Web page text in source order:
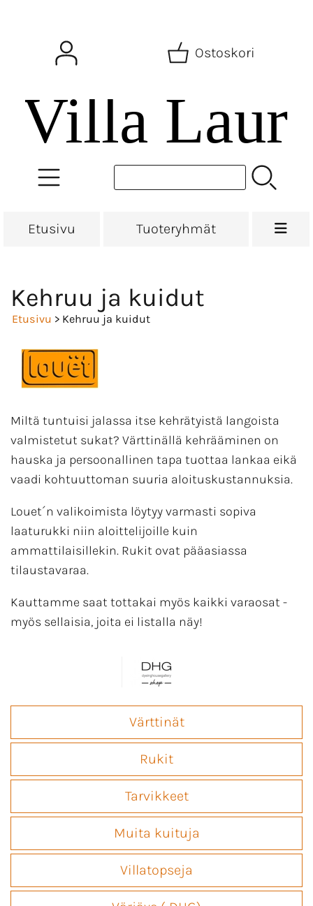
Ostoskori
Etusivu Tuoteryhmät
Kehruu ja kuidut
Etusivu > Kehruu ja kuidut
Miltä tuntuisi jalassa itse kehrätyistä langoista
valmistetut sukat? Värttinällä kehrääminen on
hauska ja persoonallinen tapa tuottaa lankaa eikä
vaadi kohtuuttoman suuria aloituskustannuksia.
Louet´n valikoimista löytyy varmasti sopiva
laaturukki niin aloittelijoille kuin
ammattilaisillekin. Rukit ovat pääasiassa
tilaustavaraa.
Kauttamme saat tottakai myös kaikki varaosat -
myös sellaisia, joita ei listalla näy!
Värttinät
Rukit
Tarvikkeet
Muita kuituja
Villatopseja